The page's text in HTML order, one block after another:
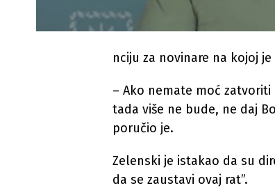
nciju za novinare na kojoj
– Ako nemate moć
tada više ne bude, ne daj
poručio je.
Zelenski je istakao da su
da se zaustavi ovaj rat”.